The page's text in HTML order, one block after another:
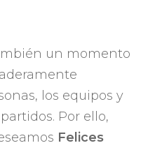
un momento
los equipos y
Por ello,
Felices